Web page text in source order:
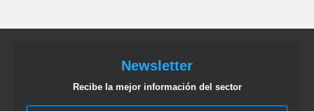
Newsletter
Recibe la mejor información del sector